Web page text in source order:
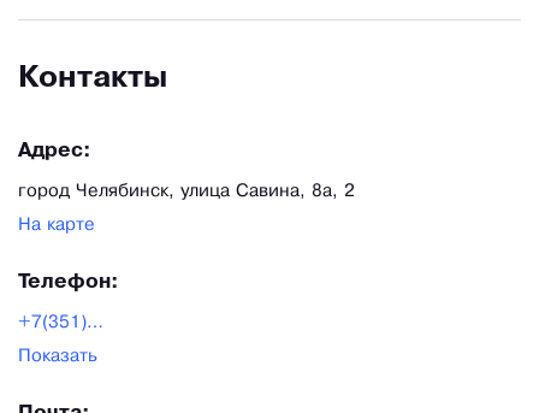
Контакты
Адрес:
город Челябинск, улица Савина, 8а, 2
На карте
Телефон:
+7(351)243-04-25
Показать